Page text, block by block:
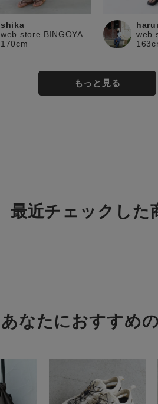
shika
web store BINGOYA
170cm
web
もっと見る
最近チェックした
あなたにおすすめ